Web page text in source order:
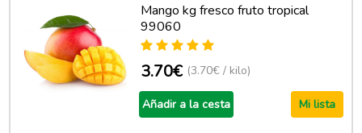
Mango kg fresco fruto tropical
99060
3.70€ (3.70€ / kilo)
Añadir a la cesta Mi lista